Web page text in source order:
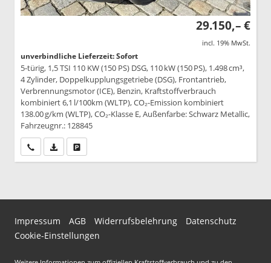
29.150,– €
incl. 19% MwSt.
unverbindliche Lieferzeit: Sofort
5-türig, 1,5 TSI 110 KW (150 PS) DSG, 110 kW (150 PS), 1.498 cm³,
4 Zylinder, Doppelkupplungsgetriebe (DSG), Frontantrieb,
Verbrennungsmotor (ICE), Benzin, Kraftstoffverbrauch
kombiniert 6,1 l/100km (WLTP), CO₂-Emission kombiniert
138.00 g/km (WLTP), CO₂-Klasse E, Außenfarbe: Schwarz Metallic,
Fahrzeugnr.: 128845
Wir rufen Sie anPDF-Datei, Fahrzeugexposé drucken
Impressum AGB Widerrufsbelehrung
Datenschutz
Cookie-Einstellungen